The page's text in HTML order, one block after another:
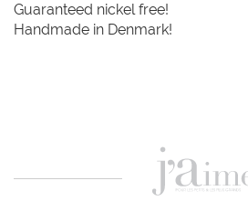
Guaranteed nickel free!
Handmade in Denmark!